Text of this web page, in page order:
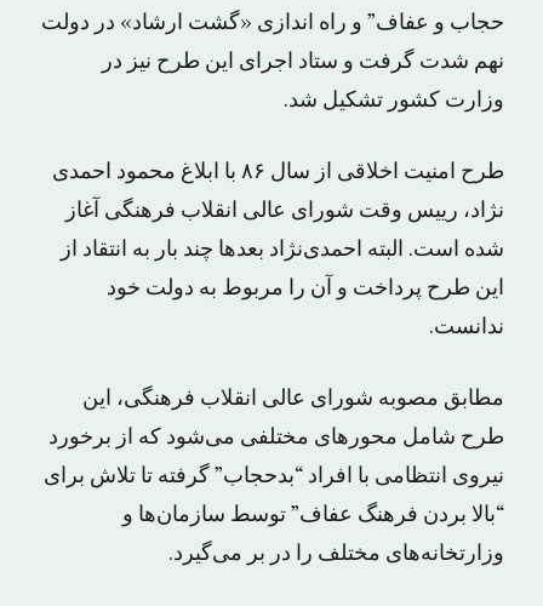
حجاب و عفاف” و راه اندازی «گشت ارشاد» در دولت
نهم شدت گرفت و ستاد اجرای این طرح نیز در
وزارت کشور تشکیل شد.
طرح امنیت اخلاقی از سال ۸۶ با ابلاغ محمود احمدی
نژاد، رییس وقت شورای عالی انقلاب فرهنگی آغاز
شده است. البته احمدی‌نژاد بعدها چند بار به انتقاد از
این طرح پرداخت و آن را مربوط به دولت خود
ندانست.
مطابق مصوبه شورای عالی انقلاب فرهنگی، این
طرح شامل محورهای مختلفی می‌شود که از برخورد
نیروی انتظامی با افراد “بدحجاب” گرفته تا تلاش برای
“بالا بردن فرهنگ عفاف” توسط سازمان‌ها و
وزارتخانه‌های مختلف را در بر می‌گیرد.